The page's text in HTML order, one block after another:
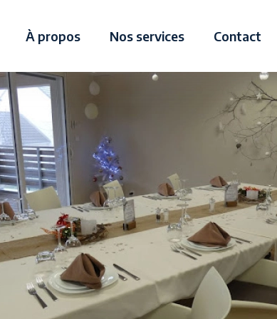
À propos Nos services Contact